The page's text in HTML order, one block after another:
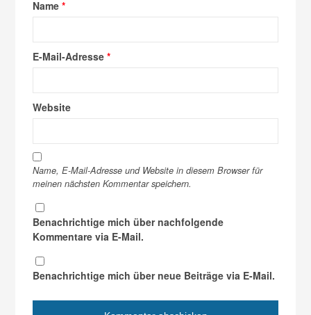
Name*
E-Mail-Adresse*
Website
Name, E-Mail-Adresse und Website in diesem Browser für
meinen nächsten Kommentar speichern.
Benachrichtige mich über nachfolgende
Kommentare via E-Mail.
Benachrichtige mich über neue Beiträge via E-Mail.